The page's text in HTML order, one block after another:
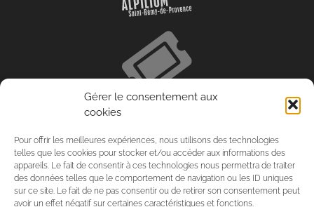
Gérer le consentement aux
cookies
Pour offrir les meilleures expériences, nous utilisons des technologies
telles que les cookies pour stocker et/ou accéder aux informations des
appareils. Le fait de consentir à ces technologies nous permettra de traiter
des données telles que le comportement de navigation ou les ID uniques
sur ce site. Le fait de ne pas consentir ou de retirer son consentement peut
avoir un effet négatif sur certaines caractéristiques et fonctions.